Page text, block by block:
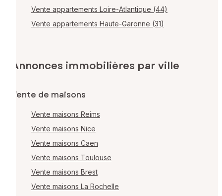
Vente appartements Loire-Atlantique (44)
Vente appartements Haute-Garonne (31)
Annonces immobilières par ville
Vente de maisons
Vente maisons Reims
Vente maisons Nice
Vente maisons Caen
Vente maisons Toulouse
Vente maisons Brest
Vente maisons La Rochelle